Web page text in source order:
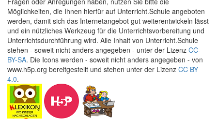
Möglichkeiten, die Ihnen hierfür auf Unterricht.Schule angeboten
werden, damit sich das Internetangebot gut weiterentwickeln lässt
und ein nützliches Werkzeug für die Unterrichtsvorbereitung und
Unterrichtsdurchführung wird. Alle Inhalt von Unterricht.Schule
stehen - soweit nicht anders angegeben - unter der Lizenz CC-
BY-SA. Die Icons werden - soweit nicht anders angegeben - von
www.h5p.org bereitgestellt und stehen unter der Lizenz CC BY
4.0.